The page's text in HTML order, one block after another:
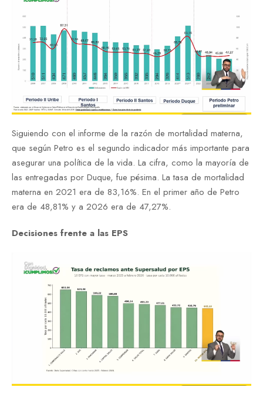
Siguiendo con el informe de la razón de mortalidad materna,
que según Petro es el segundo indicador más importante para
asegurar una política de la vida. La cifra, como la mayoría de
las entregadas por Duque, fue pésima. La tasa de mortalidad
materna en 2021 era de 83,16%. En el primer año de Petro
era de 48,81% y a 2026 era de 47,27%.
Decisiones frente a las EPS